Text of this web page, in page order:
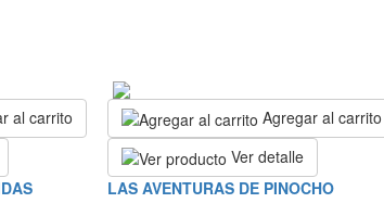
al carrito
Agregar al carrito
Ver detalle
LAS AVENTURAS DE PINOCHO